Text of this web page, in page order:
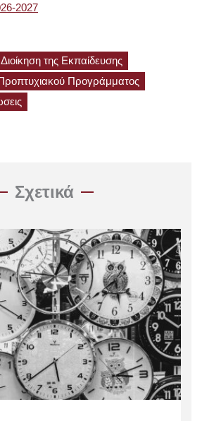
2027
της Εκπαίδευσης
Προγράμματος
Σχετικά